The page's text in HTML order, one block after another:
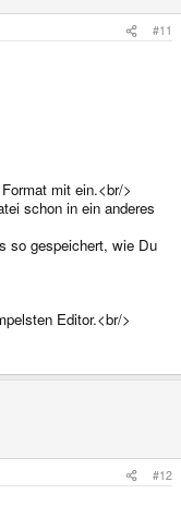
#11
mit ein.<br/>
schon in ein anderes
so gespeichert, wie Du
Editor.<br/>
#12